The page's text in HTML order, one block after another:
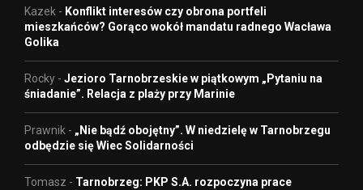
Kazek - Konflikt interesów czy obrona portfeli
mieszkańców? Gorąco wokół mandatu radnego Wacława
Golika
Rocky - Jezioro Tarnobrzeskie w piątkowym „Pytaniu na
śniadanie”. Relacja z plaży przy Marinie
Prawnik - „Nie bądź obojętny”. W niedzielę w Tarnobrzegu
odbędzie się Wiec Solidarności
Tomasz - Tarnobrzeg: PKP S.A. rozpoczyna prace